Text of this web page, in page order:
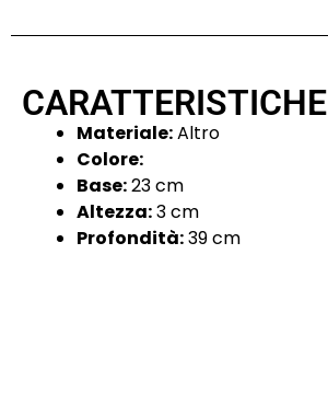
CARATTERISTICHE
Materiale:Altro
Colore:
Base:23 cm
Altezza:3 cm
Profondità:39 cm